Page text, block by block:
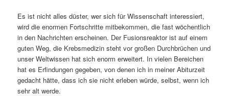
Es ist nicht alles düster, wer sich für Wissenschaft interessiert,
wird die enormen Fortschritte mitbekommen, die fast wöchentlich
in den Nachrichten erscheinen. Der Fusionsreaktor ist auf einem
guten Weg, die Krebsmedizin steht vor großen Durchbrüchen und
unser Weltwissen hat sich enorm erweitert. In vielen Bereichen
hat es Erfindungen gegeben, von denen ich in meiner Abiturzeit
gedacht hätte, dass ich sie nicht erleben würde, selbst, wenn ich
sehr alt werde.